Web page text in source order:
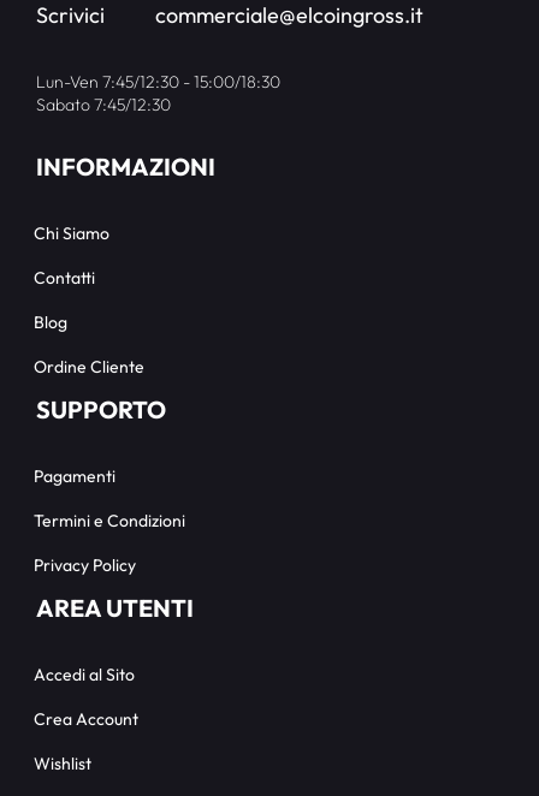
Scrivici
commerciale@elcoingross.it
Lun-Ven 7:45/12:30 - 15:00/18:30
Sabato 7:45/12:30
INFORMAZIONI
Chi Siamo
Contatti
Blog
Ordine Cliente
SUPPORTO
Pagamenti
Termini e Condizioni
Privacy Policy
AREA UTENTI
Accedi al Sito
Crea Account
Wishlist